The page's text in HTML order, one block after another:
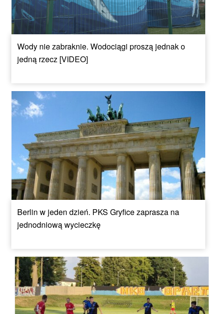
Wody nie zabraknie. Wodociągi proszą jednak o
jedną rzecz [VIDEO]
Berlin w jeden dzień. PKS Gryfice zaprasza na
jednodniową wycieczkę